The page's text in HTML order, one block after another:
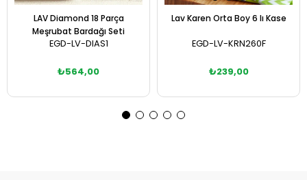
LAV Diamond 18 Parça
Meşrubat Bardağı Seti
EGD-LV-DIAS1
₺564,00
Lav Karen Orta Boy 6 lı Kase
EGD-LV-KRN260F
₺239,00